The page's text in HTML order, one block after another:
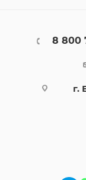
8 800
г.